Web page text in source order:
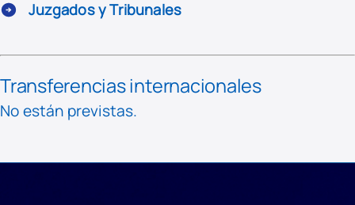
Juzgados y Tribunales
Transferencias internacionales
No están previstas.